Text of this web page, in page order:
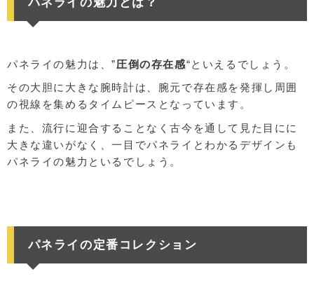
パネライの魅力は、”圧倒の存在感“といえるでしょう。
その大胆に大きな腕時計は、腕元で存在感を発揮し周囲
の視線を集めるタイムピースとなっています。
また、流行に迎合することなく古今を通して見た目にに
大きな違いがなく、一目でパネライとわかるデザインも
パネライの魅力といるでしょう。
パネライの定番コレクション